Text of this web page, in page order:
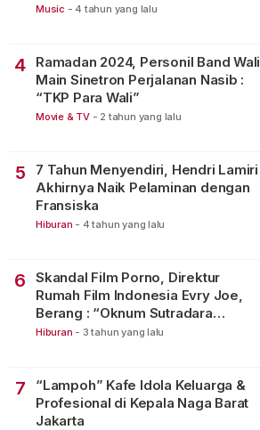
Music - 4 tahun yang lalu
4
Ramadan 2024, Personil Band Wali
Main Sinetron Perjalanan Nasib :
“TKP Para Wali”
Movie & TV - 2 tahun yang lalu
5
7 Tahun Menyendiri, Hendri Lamiri
Akhirnya Naik Pelaminan dengan
Fransiska
Hiburan - 4 tahun yang lalu
6
Skandal Film Porno, Direktur
Rumah Film Indonesia Evry Joe,
Berang : “Oknum Sutradara
Merusak Perfilman Indonesia”!
Hiburan - 3 tahun yang lalu
7
“Lampoh” Kafe Idola Keluarga &
Profesional di Kepala Naga Barat
Jakarta